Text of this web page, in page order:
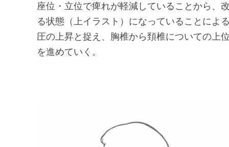
座位・立位で痺れが軽減していることから、
る状態（上イラスト）になっていることによ
圧の上昇と捉え、胸椎から頚椎についての上
を進めていく。